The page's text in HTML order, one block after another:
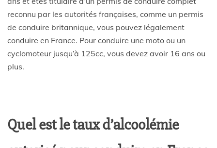
reconnu par les autorités françaises, comme un permis
de conduire britannique, vous pouvez légalement
conduire en France. Pour conduire une moto ou un
cyclomoteur jusqu’à 125cc, vous devez avoir 16 ans ou
plus.
Quel est le taux d’alcoolémie